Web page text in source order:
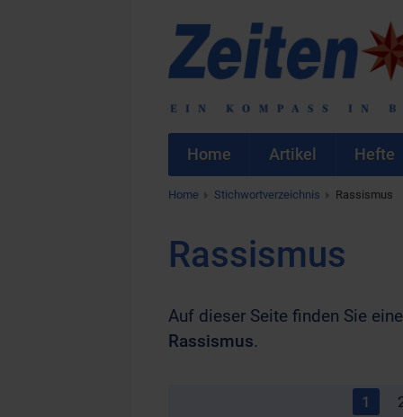
Home Artikel Hefte
Home Stichwortverzeichnis Rassismus
Rassismus
Auf dieser Seite finden Sie
Rassismus.
1